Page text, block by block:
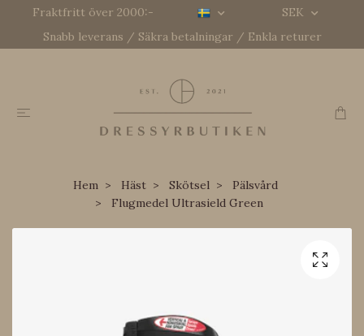
Fraktfritt över 2000:-
SEK
Snabb leverans / Säkra betalningar / Enkla returer
Hem Häst Skötsel
Pälsvård
Flugmedel Ultrasield Green